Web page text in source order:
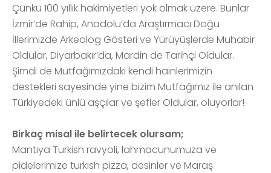
Çünkü 100 yıllık hakimiyetleri yok olmak üzere. Bunlar
İzmir’de Rahip, Anadolu’da Araştırmacı Doğu
İllerimizde Arkeolog Gösteri ve Yürüyüşlerde Muhabir
Oldular, Diyarbakır’da, Mardin de Tarihçi Oldular.
Şimdi de Mutfağımızdaki kendi hainlerimizin
destekleri sayesinde yine bizim Mutfağımız ile anılan
Türkiyedeki ünlü aşçılar ve şefler Oldular, oluyorlar!
Birkaç misal ile belirtecek olursam;
Mantıya Turkish ravyoli, lahmacunumuza ve
pidelerimize turkish pizza, desinler ve Maraş